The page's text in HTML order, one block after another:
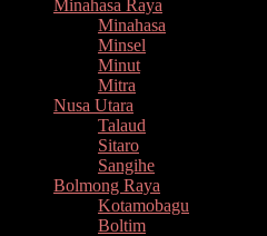
Minahasa Raya
Minahasa
Minsel
Minut
Mitra
Nusa Utara
Talaud
Sitaro
Sangihe
Bolmong Raya
Kotamobagu
Boltim